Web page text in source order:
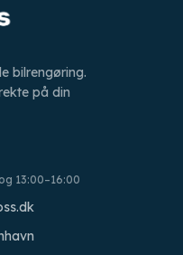
bilrengøring.
på din
13:00–16:00